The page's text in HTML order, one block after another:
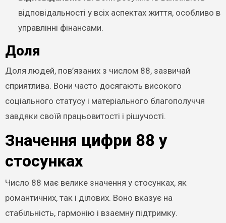
відповідальності у всіх аспектах життя, особливо в
управлінні фінансами.
Доля
Доля людей, пов’язаних з числом 88, зазвичай
сприятлива. Вони часто досягають високого
соціального статусу і матеріального благополуччя
завдяки своїй працьовитості і рішучості.
Значення цифри 88 у
стосунках
Число 88 має велике значення у стосунках, як
романтичних, так і ділових. Воно вказує на
стабільність, гармонію і взаємну підтримку.